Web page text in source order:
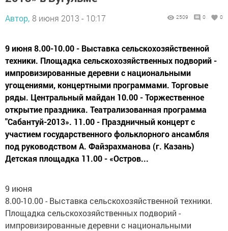
Автор, 8 июня 2013 - 10:17 2509 0 0
9 июня 8.00-10.00 - Выставка сельскохозяйственной
техники. Площадка сельскохозяйственных подворий -
импровизированные деревни с национальными
угощениями, концертными программами. Торговые
ряды. Центральный майдан 10.00 - Торжественное
открытие праздника. Театрализованная программа
"Сабантуй-2013». 11.00 - Праздничный концерт с
участием государственного фольклорного ансамбля
под руководством А. Файзрахманова (г. Казань)
Детская площадка 11.00 - «Остров...
9 июня
8.00-10.00 - Выставка сельскохозяйственной техники.
Площадка сельскохозяйственных подворий -
импровизированные деревни с национальными